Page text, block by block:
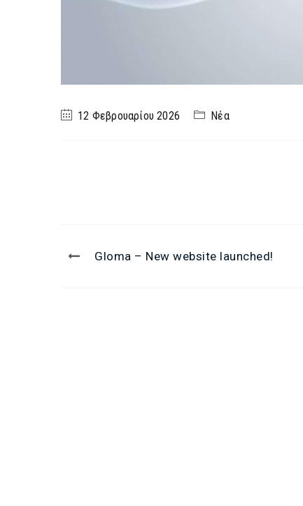
12 Φεβρουαρίου 2026 Νέα
Gloma – New website launched!